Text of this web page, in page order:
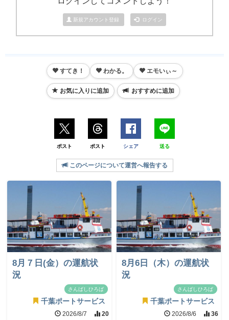
新規アカウント登録 ログイン
すてき！ わかる。 エモいぃ～
お気に入りに追加 おすすめに追加
ポスト ポスト シェア 送る
このページについて運営へ報告する
8月７日(金）の運航状
況
さんばしひろば
千葉ポートサービス
2026/8/7 20
8月6日（木）の運航状
況
さんばしひろば
千葉ポートサービス
2026/8/6 36